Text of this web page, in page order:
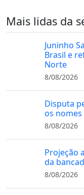
Mais lidas da
Juninho
Brasil e
Norte
8/08/2026
Disputa
os
8/08/2026
Projeção
da
8/08/2026